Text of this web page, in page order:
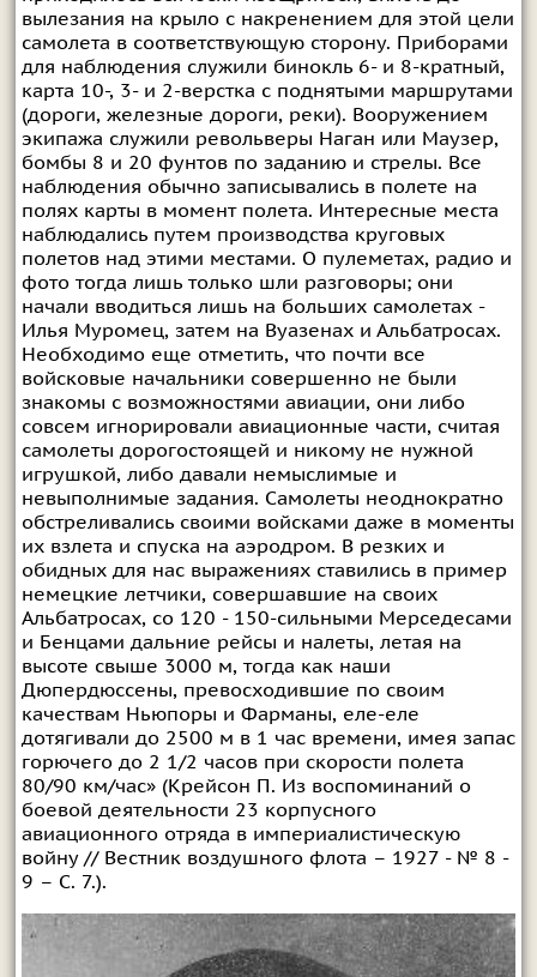
вылезания на крыло с накренением для этой цели
самолета в соответствующую сторону. Приборами
для наблюдения служили бинокль 6- и 8-кратный,
карта 10-, 3- и 2-верстка с поднятыми маршрутами
(дороги, железные дороги, реки). Вооружением
экипажа служили револьверы Наган или Маузер,
бомбы 8 и 20 фунтов по заданию и стрелы. Все
наблюдения обычно записывались в полете на
полях карты в момент полета. Интересные места
наблюдались путем производства круговых
полетов над этими местами. О пулеметах, радио и
фото тогда лишь только шли разговоры; они
начали вводиться лишь на больших самолетах -
Илья Муромец, затем на Вуазенах и Альбатросах.
Необходимо еще отметить, что почти все
войсковые начальники совершенно не были
знакомы с возможностями авиации, они либо
совсем игнорировали авиационные части, считая
самолеты дорогостоящей и никому не нужной
игрушкой, либо давали немыслимые и
невыполнимые задания. Самолеты неоднократно
обстреливались своими войсками даже в моменты
их взлета и спуска на аэродром. В резких и
обидных для нас выражениях ставились в пример
немецкие летчики, совершавшие на своих
Альбатросах, со 120 - 150-сильными Мерседесами
и Бенцами дальние рейсы и налеты, летая на
высоте свыше 3000 м, тогда как наши
Дюпердюссены, превосходившие по своим
качествам Ньюпоры и Фарманы, еле-еле
дотягивали до 2500 м в 1 час времени, имея запас
горючего до 2 1/2 часов при скорости полета
80/90 км/час» (Крейсон П. Из воспоминаний о
боевой деятельности 23 корпусного
авиационного отряда в империалистическую
войну // Вестник воздушного флота – 1927 - № 8 -
9 – С. 7.).